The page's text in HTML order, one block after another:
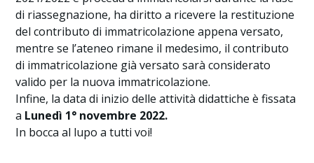
di riassegnazione, ha diritto a ricevere la restituzione
del contributo di immatricolazione appena versato,
mentre se l’ateneo rimane il medesimo, il contributo
di immatricolazione già versato sarà considerato
valido per la nuova immatricolazione.
Infine, la data di inizio delle attività didattiche è fissata
a Lunedì 1° novembre 2022.
In bocca al lupo a tutti voi!